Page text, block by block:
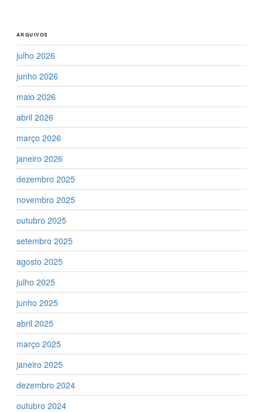
ARQUIVOS
julho 2026
junho 2026
maio 2026
abril 2026
março 2026
janeiro 2026
dezembro 2025
novembro 2025
outubro 2025
setembro 2025
agosto 2025
julho 2025
junho 2025
abril 2025
março 2025
janeiro 2025
dezembro 2024
outubro 2024